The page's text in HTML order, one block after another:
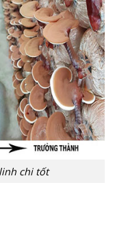
chi tốt